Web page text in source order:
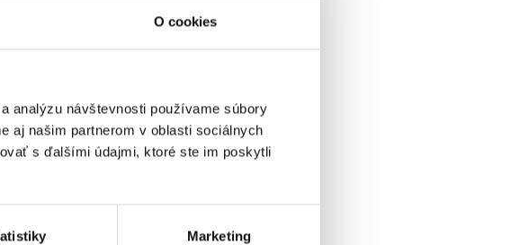
O cookies
analýzu návštevnosti používame súbory
aj našim partnerom v oblasti sociálnych
s ďalšími údajmi, ktoré ste im poskytli
Marketing